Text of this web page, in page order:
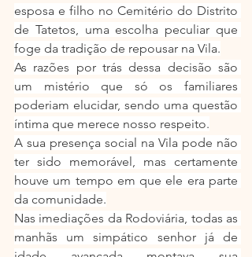
esposa e filho no Cemitério do Distrito
de Tatetos, uma escolha peculiar que
foge da tradição de repousar na Vila.
As razões por trás dessa decisão são
um mistério que só os familiares
poderiam elucidar, sendo uma questão
íntima que merece nosso respeito.
A sua presença social na Vila pode não
ter sido memorável, mas certamente
houve um tempo em que ele era parte
da comunidade.
Nas imediações da Rodoviária, todas as
manhãs um simpático senhor já de